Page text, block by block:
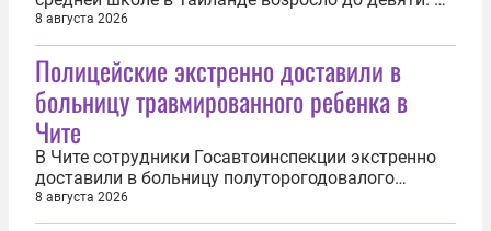
этом 8 августа сообщила газета Thairath.
«Несмотря на усилия медиков, от полученных
тяжелых ранений в больнице скончалась 12-
летняя ученица», — уточнил источник газеты.
Трагедия произошла 7 августа в...
8 августа 2026
Полицейские экстренно доставили в
больницу травмированного ребенка в
Чите
В Чите сотрудники Госавтоинспекции экстренно
доставили в больницу полуторогодовалого
мальчика, который повредил палец. Об этом 8
августа рассказала официальный представитель
8 августа 2026